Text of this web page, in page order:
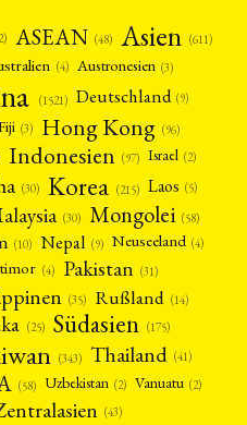
ASEAN (48) Asien (611)
(4) Austronesien (3)
(1521) Deutschland (9)
(3) Hong Kong (96)
Indonesien (97) Israel (2)
(30) Korea (215) Laos (5)
(30) Mongolei (58)
(10) Nepal (9) Neuseeland (4)
(4) Pakistan (31)
(35) Rußland (14)
(25) Südasien (175)
(343) Thailand (41)
(58) Uzbekistan (2) Vanuatu (2)
(43)